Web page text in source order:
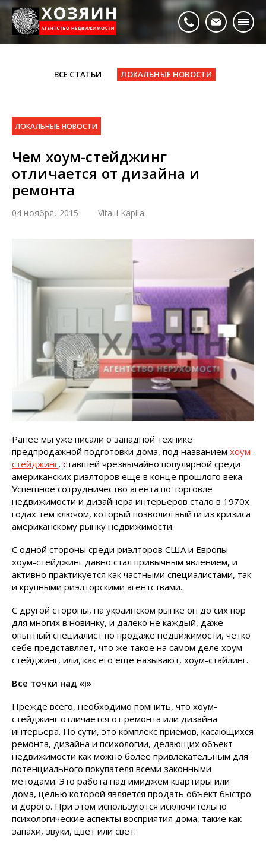
ВСЕ СТАТЬИ ЛОКАЛЬНЫЕ НОВОСТИ
ЛОКАЛЬНЫЕ НОВОСТИ
Чем хоум-стейджинг
отличается от дизайна и
ремонта
04 ноября, 2015 Vitalii Kaplia
Ранее мы уже писали о западной технике
предпродажной подготовки дома, под названием хоум-
стейджинг, ставшей чрезвычайно популярной среди
американских риэлторов еще в конце прошлого века.
Успешное сотрудничество агента по торговле
недвижимости и дизайнера интерьеров стало в 1970х
годах тем ключом, который позволил выйти из кризиса
американскому рынку недвижимости.
С одной стороны среди риэлторов США и Европы
хоум-стейджинг давно стал привычным явлением, и
активно практикуется как частными специалистами, так
и крупными риэлторскими агентствами.
С другой стороны, на украинском рынке он до сих пор
для многих в новинку, и далеко не каждый, даже
опытный специалист по продаже недвижимости, четко
себе представляет, что же такое на самом деле хоум-
стейджинг, или, как его еще называют, хоум-стайлинг.
Все точки над «і»
Прежде всего, необходимо помнить, что хоум-
стейджинг отличается от ремонта или дизайна
интерьера. По сути, это комплекс приемов, касающихся
ремонта, дизайна и психологии, делающих объект
недвижимости как можно более привлекательным для
потенциального покупателя всеми законными
методами. Это работа над имиджем квартиры или
дома, целью которой является продать объект быстро
и дорого. При этом используются исключительно
психологические аспекты восприятия дома, такие как
запахи, звуки, цвет или свет.